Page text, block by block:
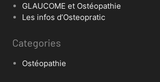
GLAUCOME et Ostéopathie
Les infos d’Osteopratic
Categories
Ostéopathie